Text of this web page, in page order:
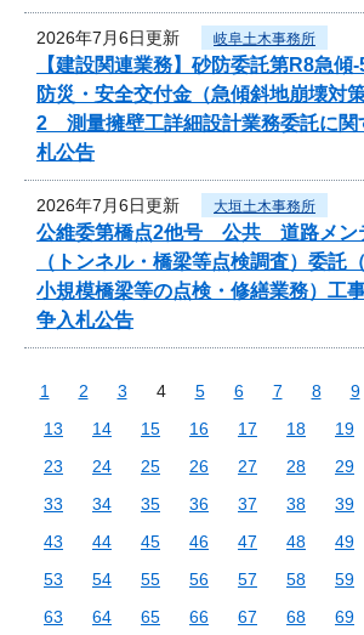
2026年7月6日更新 岐阜土木事務所
【建設関連業務】砂防委託第R8急
防災・安全交付金（急傾斜地崩壊対
2 測量擁壁工詳細設計業務委託に関
札公告
2026年7月6日更新 大垣土木事務所
公維委第橋点2他号 公共 道路メン
（トンネル・橋梁等点検調査）委託
小規模橋梁等の点検・修繕業務）工
争入札公告
1 2 3 4 5 6 7 8 9
13
14 15 16 17 18 19
23
24 25 26 27 28 29
33
34 35 36 37 38 39
43
44 45 46 47 48 49
53
54 55 56 57 58 59
63
64 65 66 67 68 69